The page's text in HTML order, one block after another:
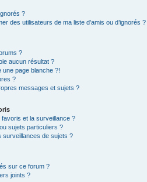
?
des utilisateurs de ma liste d’amis ou d’ignorés ?
?
aucun résultat ?
une page blanche ?!
?
messages et sujets ?
et la surveillance ?
sujets particuliers ?
surveillances de sujets ?
sur ce forum ?
joints ?